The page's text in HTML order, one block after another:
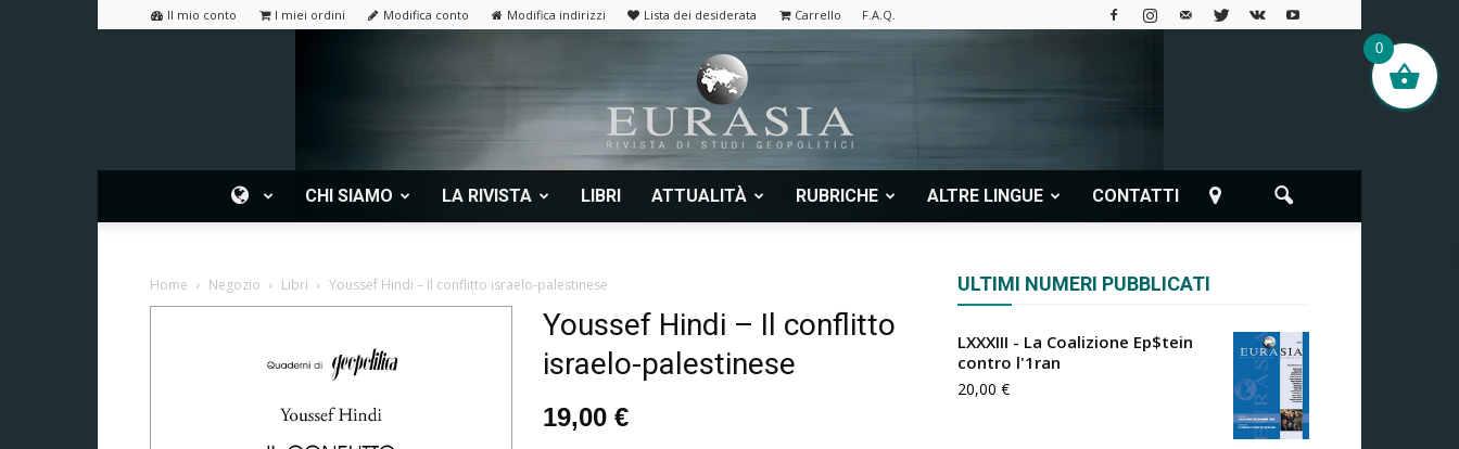
Il mio conto I miei ordini Modifica conto Modifica indirizzi Lista dei desiderata Carrello F.A.Q.
|
CHI SIAMO LA RIVISTA LIBRI ATTUALITÀ RUBRICHE ALTRE LINGUE CONTATTI
Home Negozio Libri Youssef Hindi – Il conflitto israelo-palestinese
Youssef Hindi – Il conflitto
israelo-palestinese
19,00 €
ULTIMI NUMERI PUBBLICATI
LXXXIII - La Coalizione Ep$tein
contro l'1ran
20,00 €
0